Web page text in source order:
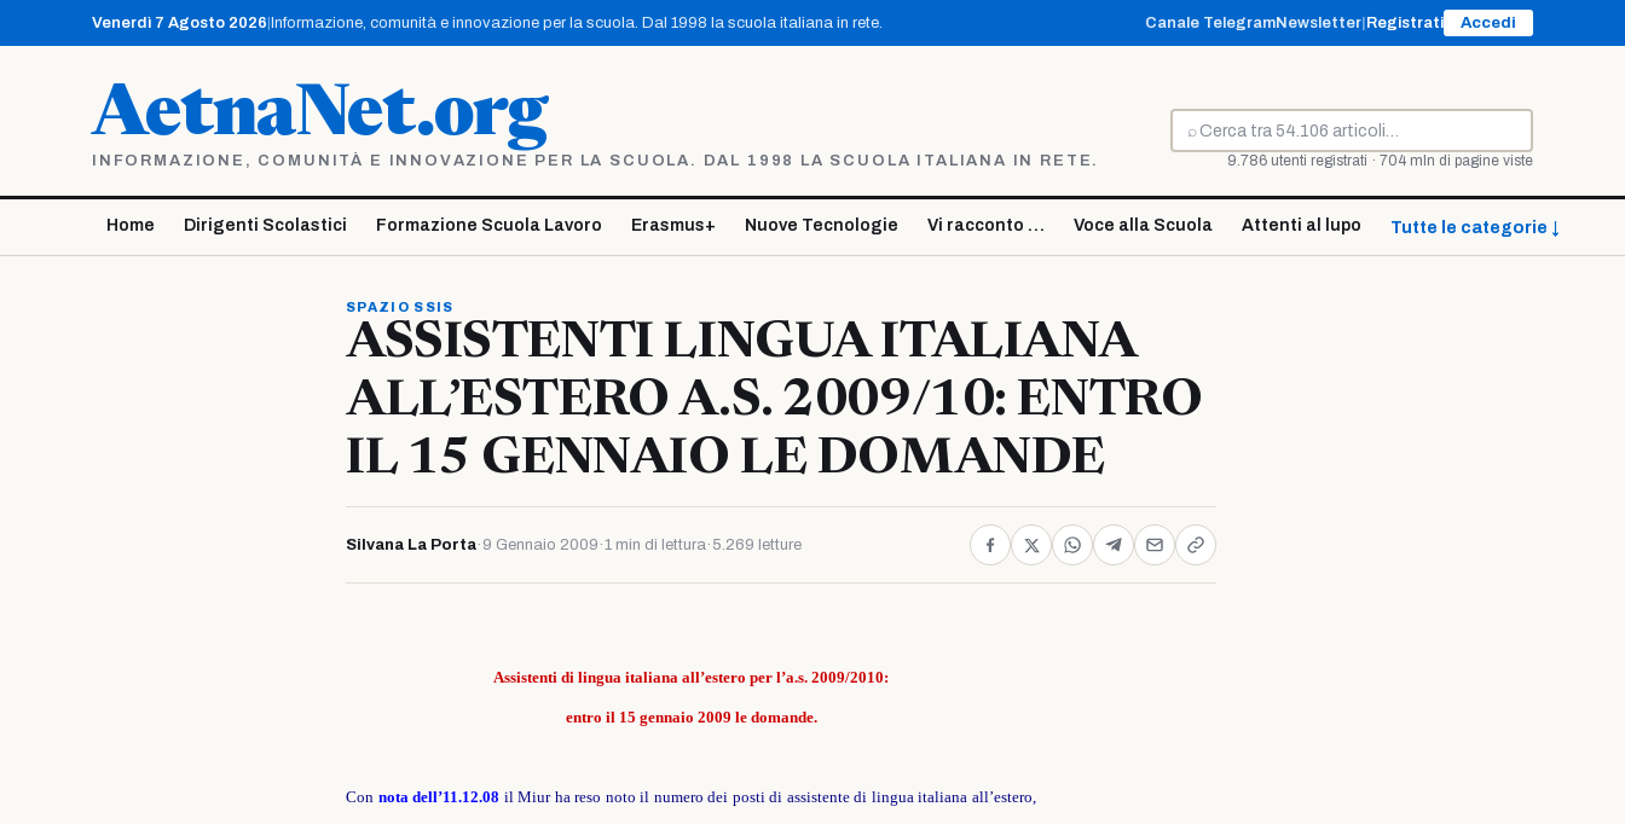
contenuto
Venerdì 7 Agosto 2026 Informazione, comunità e innovazione per la scuola. Dal 1998 la scuola italiana in rete. Canale TelegramNewsletter Registrati Accedi
AetnaNet.org
INFORMAZIONE, COMUNITÀ E INNOVAZIONE PER LA SCUOLA. DAL 1998 LA SCUOLA ITALIANA IN RETE.
⌕
Cerca
9.786 utenti registrati · 704 mln di pagine viste
Home Dirigenti Scolastici Formazione Scuola Lavoro Erasmus+ Nuove Tecnologie Vi racconto … Voce alla Scuola Attenti al lupo Tutte le categorie ↓
SPAZIO SSIS
ASSISTENTI LINGUA ITALIANA
ALL’ESTERO A.S. 2009/10: ENTRO
IL 15 GENNAIO LE DOMANDE
Silvana La Porta· 9 Gennaio 2009 ·1 min di lettura· 5.269 letture
Assistenti di lingua italiana all’estero per l’a.s. 2009/2010:
entro il 15 gennaio 2009 le domande.
Con nota dell’11.12.08 il Miur ha reso noto il numero dei posti di assistente di lingua italiana all’estero,